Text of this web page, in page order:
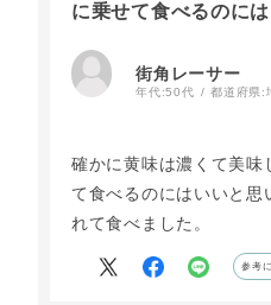
に乗せて食べるのに
街角レーサー
年代:50代 都道府県:
確かに黄味は濃くて美味
て食べるのにはいいと思
れて食べました。
参考